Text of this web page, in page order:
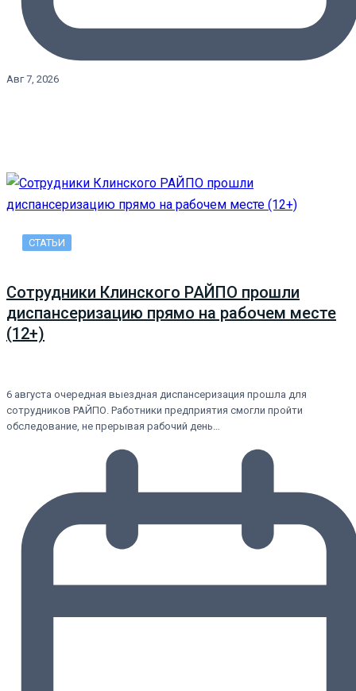
Авг 7, 2026
СТАТЬИ
Сотрудники Клинского РАЙПО прошли
диспансеризацию прямо на рабочем месте
(12+)
6 августа очередная выездная диспансеризация прошла для
сотрудников РАЙПО. Работники предприятия смогли пройти
обследование, не прерывая рабочий день…